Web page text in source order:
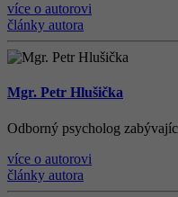
více o autorovi
články autora
Mgr. Petr Hlušička
Odborný psycholog
více o autorovi
články autora